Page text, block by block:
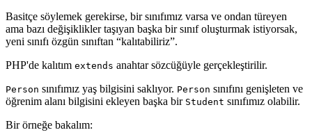
Basitçe söylemek gerekirse, bir sınıfımız varsa ve ondan türeyen
ama bazı değişiklikler taşıyan başka bir sınıf oluşturmak istiyorsak,
yeni sınıfı özgün sınıftan “kalıtabiliriz”.
PHP'de kalıtım extends anahtar sözcüğüyle gerçekleştirilir.
Person sınıfımız yaş bilgisini saklıyor. Person sınıfını genişleten ve
öğrenim alanı bilgisini ekleyen başka bir Student sınıfımız olabilir.
Bir örneğe bakalım: